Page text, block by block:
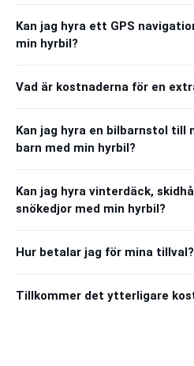
Kan jag hyra ett GPS
min hyrbil?
Vad är kostnaderna för en
Kan jag hyra en bilbarnstol till
barn med min hyrbil?
Kan jag hyra vinterdäck,
snökedjor med min hyrbil?
Hur betalar jag för mina tillval?
Tillkommer det ytterligare